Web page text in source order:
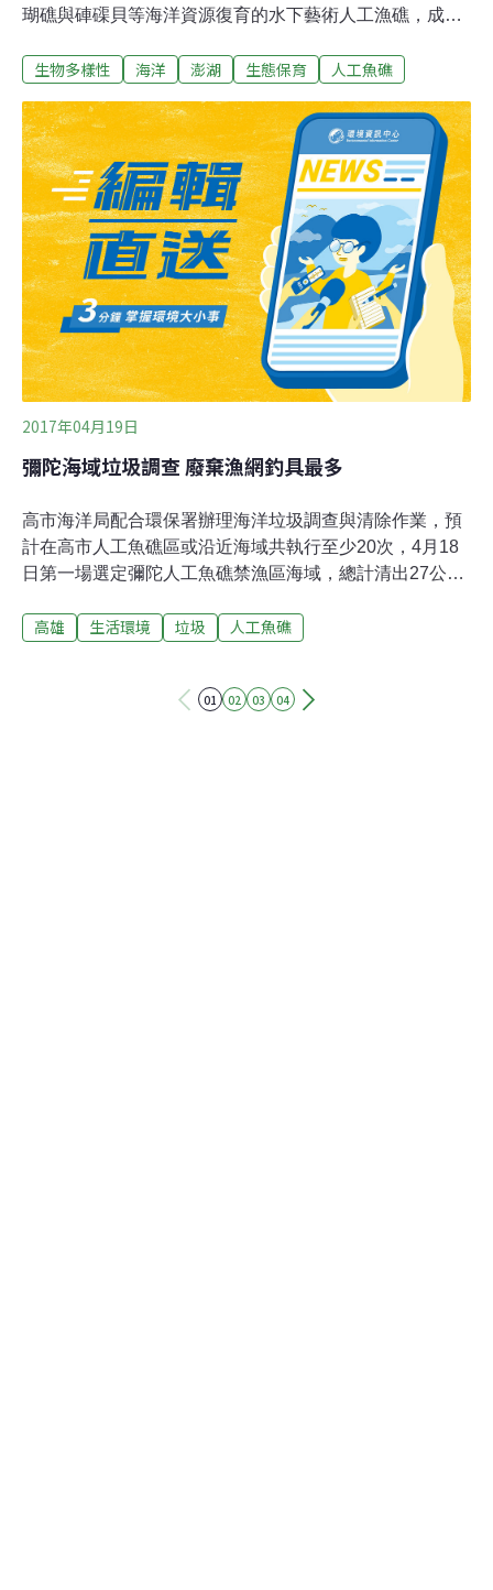
瑚礁與硨磲貝等海洋資源復育的水下藝術人工漁礁，成為
海底世界，千變萬化，多彩繽紛，配合潛水水下觀光旅遊
高達160公分的海底郵筒，未來只有透過浮潛或潛水等才
能一探究竟與親近這水下郵筒人工漁礁。澎湖縣長陳光復
今天在高溫下主持這水下郵筒發表，提供遊客多樣化的旅
遊型態，更象徵發展海洋觀光與宣示海洋保育等重要，在
水下郵筒發表之前，與會的各界代表並先行舉行一場淨灘
活動，讓海岸線更加潔淨迷人。 澎湖縣政府旅遊處長王馨
珮表示，這座水下裝置藝術「海底郵筒」人工漁礁，結合
藝術、魚礁與郵筒之功能，高有160公分，重達800公斤，
考量裝置在海底，特別選用不鏽鋼材質，外觀再使用混凝
土和磁磚馬賽克，以澎湖海底珊瑚樂園為主
生物多樣性 海洋 澎湖 生態保育 人工魚礁
2017年04月19日
彌陀海域垃圾調查 廢棄漁網釣具最多
高市海洋局配合環保署辦理海洋垃圾調查與清除作業，預
計在高市人工魚礁區或沿近海域共執行至少20次，4月18
日第一場選定彌陀人工魚礁禁漁區海域，總計清出27公斤
等，由清理垃圾種類分析其來源多來自漁業與休閒釣魚。
危害新聞，陸域垃圾與海域環境相互影響，海洋垃圾對環
高雄 生活環境 垃圾 人工魚礁
01 02 03 04